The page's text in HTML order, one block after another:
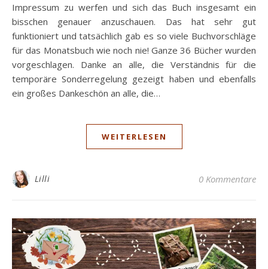
Impressum zu werfen und sich das Buch insgesamt ein
bisschen genauer anzuschauen. Das hat sehr gut
funktioniert und tatsächlich gab es so viele Buchvorschläge
für das Monatsbuch wie noch nie! Ganze 36 Bücher wurden
vorgeschlagen. Danke an alle, die Verständnis für die
temporäre Sonderregelung gezeigt haben und ebenfalls
ein großes Dankeschön an alle, die…
WEITERLESEN
Lilli 0 Kommentare